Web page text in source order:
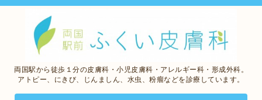
両国駅から徒歩１分の皮膚科・小児皮膚科・アレルギー科・形成外科。
アトピー、にきび、じんましん、水虫、粉瘤などを診療しています。